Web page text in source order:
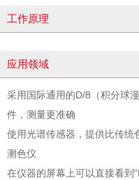
工作原理
应用领域
采用国际通用的D/8（积分球
件，测量更准确
使用光谱传感器，提供比传统
测色仪
在仪器的屏幕上可以直接看到